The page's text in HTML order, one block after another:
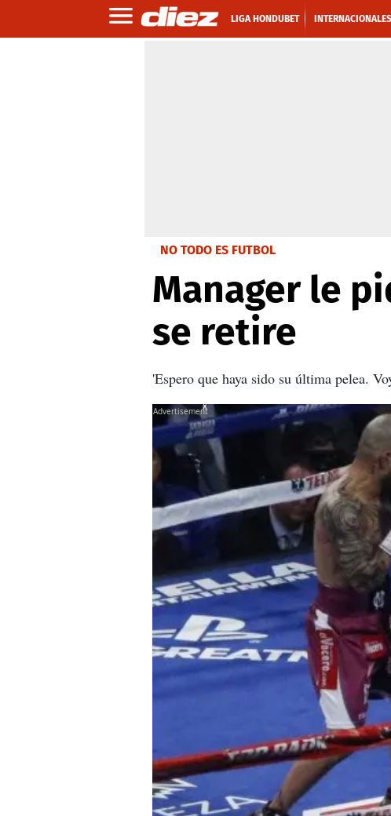
LIGA HONDUBET INTERNACIONALES
NO TODO ES FUTBOL
Manager le
se retire
'Espero que haya sido su última pelea.
X